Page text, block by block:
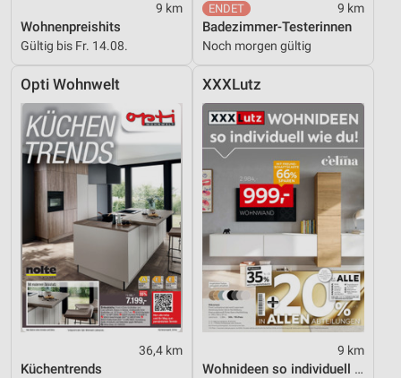
9 km
Wohnenpreishits
Gültig bis Fr. 14.08.
9 km
Badezimmer-Testerinnen
Noch morgen gültig
Opti Wohnwelt
36,4 km
Küchentrends
XXXLutz
9 km
Wohnideen so individuell wie du!
Verwendung von Profilen zur Auswahl
personalisierter Inhalte
Messung der Werbeleistung
Messung der Performance von Inhalten
Analyse von Zielgruppen durch Statistiken oder
Kombinationen von Daten aus verschiedenen
Quellen
Entwicklung und Verbesserung der Angebote
Verwendung reduzierter Daten zur Auswahl von
Inhalten
IAB-Besonderheiten:
Verwendung genauer Standortdaten
Geräte anhand von aktiv angeforderten
Informationen identifizieren